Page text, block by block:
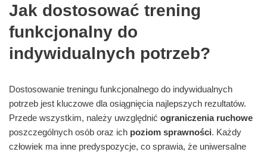
Jak dostosować trening
funkcjonalny do
indywidualnych potrzeb?
Dostosowanie treningu funkcjonalnego do indywidualnych
potrzeb jest kluczowe dla osiągnięcia najlepszych rezultatów.
Przede wszystkim, należy uwzględnić ograniczenia ruchowe
poszczególnych osób oraz ich poziom sprawności. Każdy
człowiek ma inne predyspozycje, co sprawia, że uniwersalne